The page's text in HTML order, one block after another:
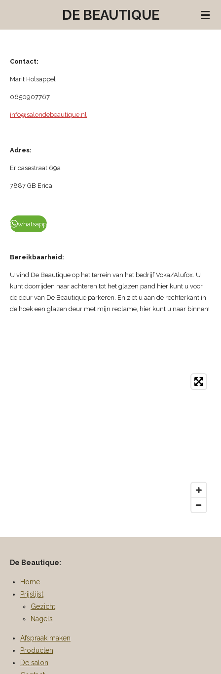
DE BEAUTIQUE
Contact:
Marit Holsappel
0650907767
info@salondebeautique.nl
Adres:
Ericasestraat 69a
7887 GB Erica
whatsapp
Bereikbaarheid:
U vind De Beautique op het terrein van het bedrijf Voka/Alufox. U
kunt doorrijden naar achteren tot het glazen pand hier kunt u voor
de deur van De Beautique parkeren. En ziet u aan de rechterkant in
de hoek een glazen deur met mijn reclame, hier kunt u naar binnen!
De Beautique:
Home
Prijslijst
Gezicht
Nagels
Afspraak maken
Producten
De salon